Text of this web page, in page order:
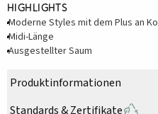
Highlights
Moderne Styles mit dem Plus an
Midi-Länge
Ausgestellter Saum
Produktinformationen
Standards & Zertifikate